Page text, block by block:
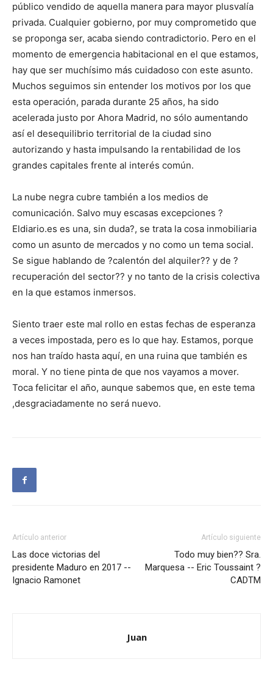
público vendido de aquella manera para mayor plusvalía
privada. Cualquier gobierno, por muy comprometido que
se proponga ser, acaba siendo contradictorio. Pero en el
momento de emergencia habitacional en el que estamos,
hay que ser muchísimo más cuidadoso con este asunto.
Muchos seguimos sin entender los motivos por los que
esta operación, parada durante 25 años, ha sido
acelerada justo por Ahora Madrid, no sólo aumentando
así el desequilibrio territorial de la ciudad sino
autorizando y hasta impulsando la rentabilidad de los
grandes capitales frente al interés común.
La nube negra cubre también a los medios de
comunicación. Salvo muy escasas excepciones ?
Eldiario.es es una, sin duda?, se trata la cosa inmobiliaria
como un asunto de mercados y no como un tema social.
Se sigue hablando de ?calentón del alquiler?? y de ?
recuperación del sector?? y no tanto de la crisis colectiva
en la que estamos inmersos.
Siento traer este mal rollo en estas fechas de esperanza
a veces impostada, pero es lo que hay. Estamos, porque
nos han traído hasta aquí, en una ruina que también es
moral. Y no tiene pinta de que nos vayamos a mover.
Toca felicitar el año, aunque sabemos que, en este tema
,desgraciadamente no será nuevo.
Artículo anterior
Las doce victorias del
presidente Maduro en 2017 --
Ignacio Ramonet
Artículo siguiente
Todo muy bien?? Sra.
Marquesa -- Eric Toussaint ?
CADTM
Juan